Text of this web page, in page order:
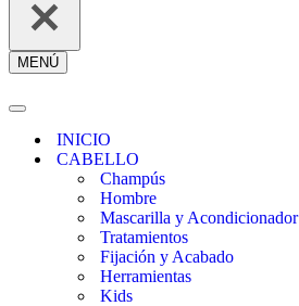
MENÚ
Menú
Menú
navegación
INICIO
CABELLO
Champús
Hombre
Mascarilla y Acondicionador
Tratamientos
Fijación y Acabado
Herramientas
Kids